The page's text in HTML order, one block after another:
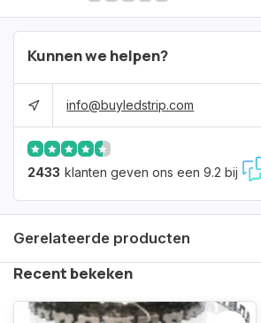
Kunnen we helpen?
info@buyledstrip.com
2433 klanten geven ons een 9.2 bij
Gerelateerde producten
Recent bekeken